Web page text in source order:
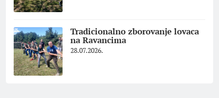
Tradicionalno zborovanje lovaca
na Ravancima
28.07.2026.